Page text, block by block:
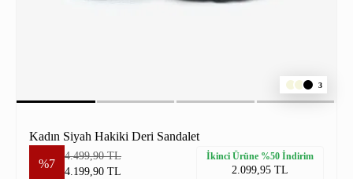
3
Kadın Siyah Hakiki Deri Sandalet
%7
4.499,90 TL
4.199,90 TL
İkinci Ürüne %50 İndirim
2.099,95 TL